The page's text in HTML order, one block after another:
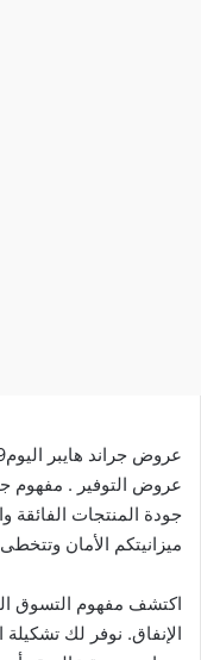
عروض التوفير . مفهوم
جودة المنتجات الفائقة
ميزانيتكم الأمان
اكتشف مفهوم التسوق
الإنفاق. نوفر لك